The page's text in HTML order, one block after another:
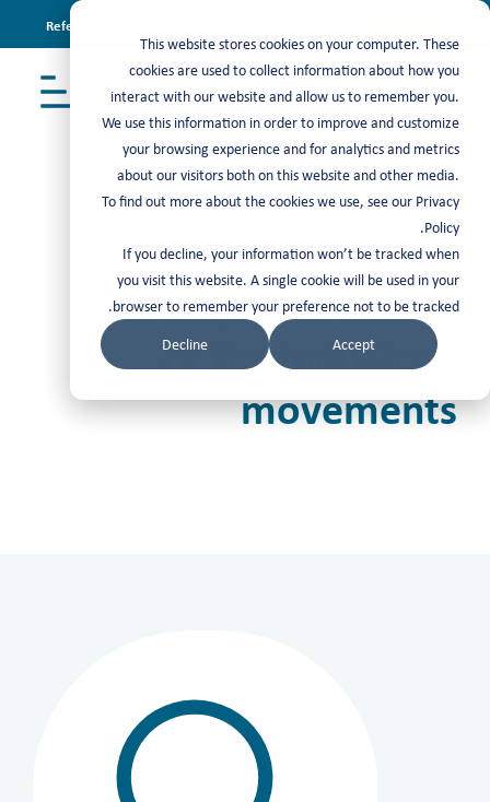
This website stores cookies on your computer. These
cookies are used to collect information about how you
interact with our website and allow us to remember you.
We use this information in order to improve and customize
your browsing experience and for analytics and metrics
about our visitors both on this website and other media.
To find out more about the cookies we use, see our Privacy
Policy.
If you decline, your information won’t be tracked when
you visit this website. A single cookie will be used in your
browser to remember your preference not to be tracked.
Accept
Decline
Refer & earn with the new TASC Referral Program
مرئيات
Stay in the know
of the industry’s
movements